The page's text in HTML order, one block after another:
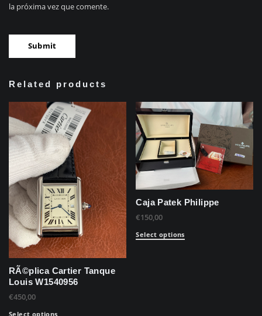
la próxima vez que comente.
Related products
RÃ©plica Cartier Tanque
Louis W1540956
€450,00
Select options
Caja Patek Philippe
€150,00
Select options